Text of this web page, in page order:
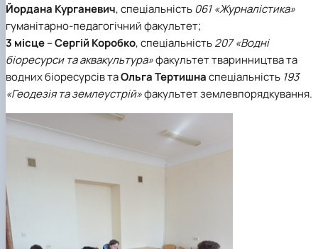
Йордана Курганевич, спеціальність061 «Журналістика»
гуманітарно-педагогічний факультет;
3 місце–Сергій Коробко,спеціальність207 «Водні
біоресурси та аквакультура»факультет тваринництва та
водних біоресурсів таОльга Тертишнаспеціальність 193
«Геодезія та землеустрій»факультет землевпорядкування.